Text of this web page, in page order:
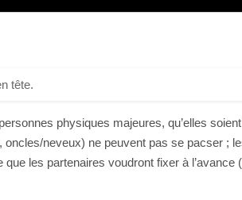
tête.
physiques majeures, qu’elles
neveux) ne peuvent pas se pacser ;
les partenaires voudront fixer à